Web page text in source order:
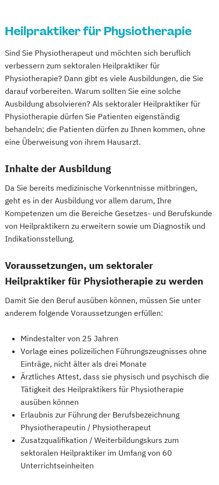
Heilpraktiker für Physiotherapie
Sind Sie Physiotherapeut und möchten sich beruflich
verbessern zum sektoralen Heilpraktiker für
Physiotherapie? Dann gibt es viele Ausbildungen, die Sie
darauf vorbereiten. Warum sollten Sie eine solche
Ausbildung absolvieren? Als sektoraler Heilpraktiker für
Physiotherapie dürfen Sie Patienten eigenständig
behandeln; die Patienten dürfen zu Ihnen kommen, ohne
eine Überweisung von ihrem Hausarzt.
Inhalte der Ausbildung
Da Sie bereits medizinische Vorkenntnisse mitbringen,
geht es in der Ausbildung vor allem darum, Ihre
Kompetenzen um die Bereiche Gesetzes- und Berufskunde
von Heilpraktikern zu erweitern sowie um Diagnostik und
Indikationsstellung.
Voraussetzungen, um sektoraler
Heilpraktiker für Physiotherapie zu werden
Damit Sie den Beruf ausüben können, müssen Sie unter
anderem folgende Voraussetzungen erfüllen:
Mindestalter von 25 Jahren
Vorlage eines polizeilichen Führungszeugnisses ohne
Einträge, nicht älter als drei Monate
Ärztliches Attest, dass sie physisch und psychisch die
Tätigkeit des Heilpraktikers für Physiotherapie
ausüben können
Erlaubnis zur Führung der Berufsbezeichnung
Physiotherapeutin / Physiotherapeut
Zusatzqualifikation / Weiterbildungskurs zum
sektoralen Heilpraktiker im Umfang von 60
Unterrichtseinheiten